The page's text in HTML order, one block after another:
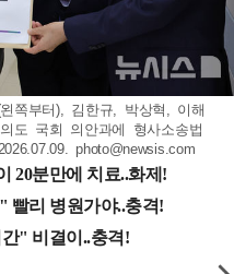
쪽부터), 김한규, 박상혁, 이해
도 국회 의안과에 형사소송법
photo@newsis.com